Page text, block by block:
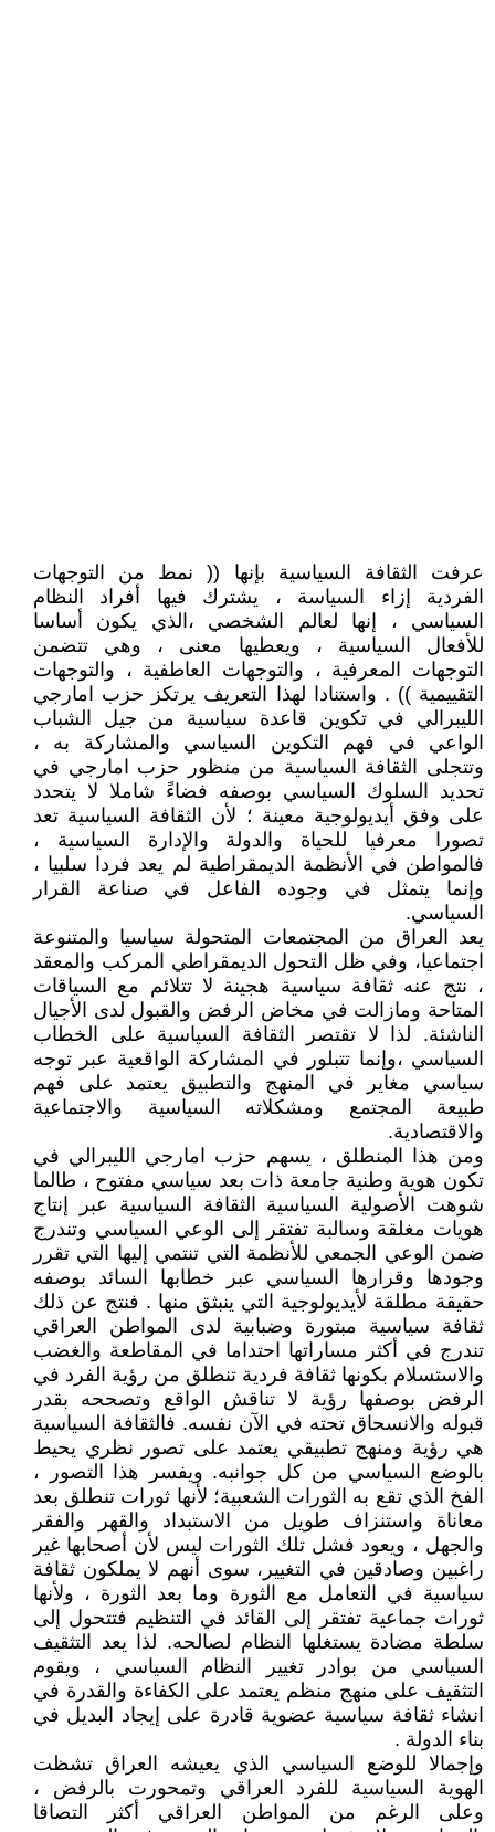
عرفت الثقافة السياسية بإنها (( نمط من التوجهات
الفردية إزاء السياسة ، يشترك فيها أفراد النظام
السياسي ، إنها لعالم الشخصي ،الذي يكون أساسا
للأفعال السياسية ، ويعطيها معنى ، وهي تتضمن
التوجهات المعرفية ، والتوجهات العاطفية ، والتوجهات
التقييمية )) . واستنادا لهذا التعريف يرتكز حزب امارجي
الليبرالي في تكوين قاعدة سياسية من جيل الشباب
الواعي في فهم التكوين السياسي والمشاركة به ،
وتتجلى الثقافة السياسية من منظور حزب امارجي في
تحديد السلوك السياسي بوصفه فضاءً شاملا لا يتحدد
على وفق أيديولوجية معينة ؛ لأن الثقافة السياسية تعد
تصورا معرفيا للحياة والدولة والإدارة السياسية ،
فالمواطن في الأنظمة الديمقراطية لم يعد فردا سلبيا ،
وإنما يتمثل في وجوده الفاعل في صناعة القرار
السياسي.
يعد العراق من المجتمعات المتحولة سياسيا والمتنوعة
اجتماعيا، وفي ظل التحول الديمقراطي المركب والمعقد
، نتج عنه ثقافة سياسية هجينة لا تتلائم مع السياقات
المتاحة ومازالت في مخاض الرفض والقبول لدى الأجيال
الناشئة. لذا لا تقتصر الثقافة السياسية على الخطاب
السياسي ،وإنما تتبلور في المشاركة الواقعية عبر توجه
سياسي مغاير في المنهج والتطبيق يعتمد على فهم
طبيعة المجتمع ومشكلاته السياسية والاجتماعية
والاقتصادية.
ومن هذا المنطلق ، يسهم حزب امارجي الليبرالي في
تكون هوية وطنية جامعة ذات بعد سياسي مفتوح ، طالما
شوهت الأصولية السياسية الثقافة السياسية عبر إنتاج
هويات مغلقة وسالبة تفتقر إلى الوعي السياسي وتندرج
ضمن الوعي الجمعي للأنظمة التي تنتمي إليها التي تقرر
وجودها وقرارها السياسي عبر خطابها السائد بوصفه
حقيقة مطلقة لأيديولوجية التي ينبثق منها . فنتج عن ذلك
ثقافة سياسية مبتورة وضبابية لدى المواطن العراقي
تندرج في أكثر مساراتها احتداما في المقاطعة والغضب
والاستسلام بكونها ثقافة فردية تنطلق من رؤية الفرد في
الرفض بوصفها رؤية لا تناقش الواقع وتصححه بقدر
قبوله والانسحاق تحته في الآن نفسه. فالثقافة السياسية
هي رؤية ومنهج تطبيقي يعتمد على تصور نظري يحيط
بالوضع السياسي من كل جوانبه. ويفسر هذا التصور ،
الفخ الذي تقع به الثورات الشعبية؛ لأنها ثورات تنطلق بعد
معاناة واستنزاف طويل من الاستبداد والقهر والفقر
والجهل ، ويعود فشل تلك الثورات ليس لأن أصحابها غير
راغبين وصادقين في التغيير، سوى أنهم لا يملكون ثقافة
سياسية في التعامل مع الثورة وما بعد الثورة ، ولأنها
ثورات جماعية تفتقر إلى القائد في التنظيم فتتحول إلى
سلطة مضادة يستغلها النظام لصالحه. لذا يعد التثقيف
السياسي من بوادر تغيير النظام السياسي ، ويقوم
التثقيف على منهج منظم يعتمد على الكفاءة والقدرة في
انشاء ثقافة سياسية عضوية قادرة على إيجاد البديل في
بناء الدولة .
وإجمالا للوضع السياسي الذي يعيشه العراق تشظت
الهوية السياسية للفرد العراقي وتمحورت بالرفض ،
وعلى الرغم من المواطن العراقي أكثر التصاقا